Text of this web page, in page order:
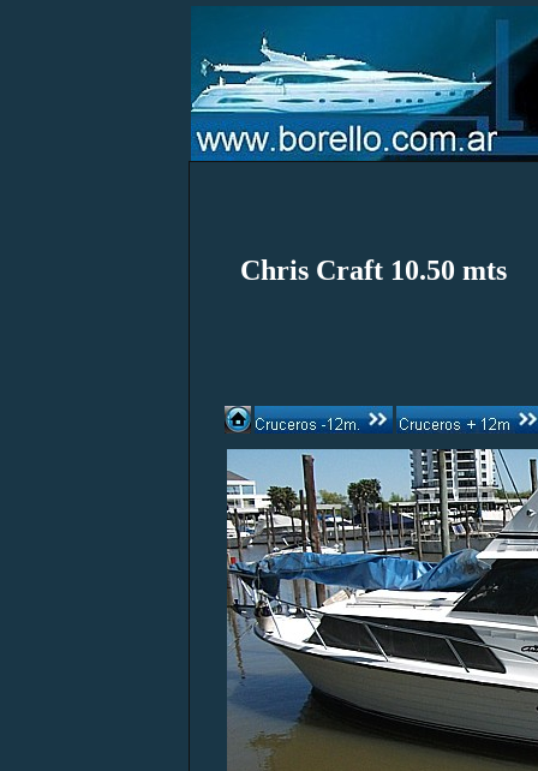
Chris Craft 10.50 mts